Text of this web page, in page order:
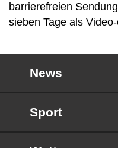
barrierefreien
sieben Tage als
News
Sport